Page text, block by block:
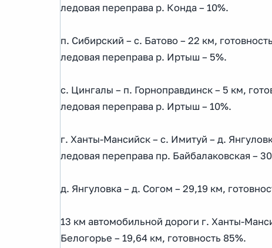
ледовая переправа р. Конда – 10%.
п. Сибирский – с. Батово – 22 км,
ледовая переправа р. Иртыш – 5%.
с. Цингалы – п. Горноправдинск – 5 км,
ледовая переправа р. Иртыш – 10%.
г. Ханты-Мансийск – с. Имитуй – д.
ледовая переправа пр. Байбалаковская –
д. Янгуловка – д. Согом – 29,19 км,
13 км автомобильной дороги г. Ханты-
Белогорье – 19,64 км, готовность 85%.